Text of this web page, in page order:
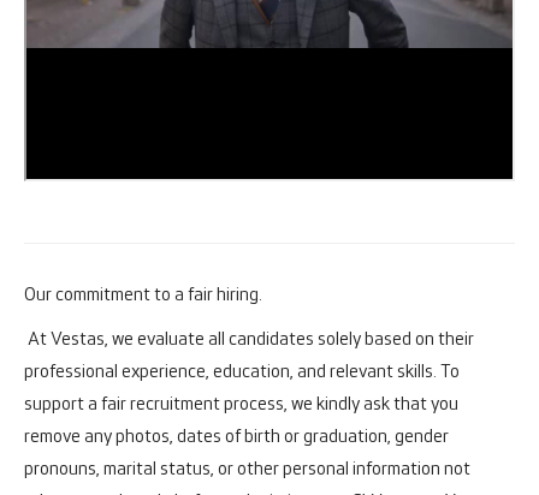
Our commitment to a fair hiring.
At Vestas, we evaluate all candidates solely based on their
professional experience, education, and relevant skills. To
support a fair recruitment process, we kindly ask that you
remove any photos, dates of birth or graduation, gender
pronouns, marital status, or other personal information not